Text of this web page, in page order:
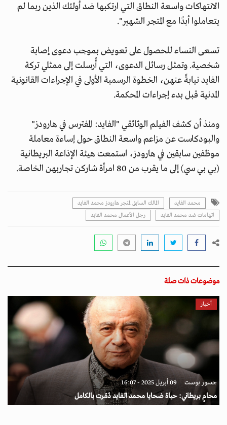
الانتهاكات واسعة النطاق التي ارتكبها ضد أولئك الذين ربما لم
يتعاملوا أبدًا مع المتجر الشهير".
تسعى النساء للحصول على تعويض بموجب دعوى إصابة
شخصية. وتمثل رسائل الدعوى، التي أُرسلت إلى ممثلي تركة
الفايد نيابةً عنهن، الخطوة الرسمية الأولى في الإجراءات القانونية
المدنية قبل بدء إجراءات المحكمة.
ومنذ أن كشف الفيلم الوثائقي "الفايد: المفترس في هارودز"
والبودكاست عن مزاعم واسعة النطاق حول إساءة معاملة
موظفين سابقين في هارودز، استمعت هيئة الإذاعة البريطانية
(بي بي سي) إلى ما يقرب من 80 امرأة شاركن تجاربهن الخاصة.
محمد الفايد
المالك السابق لمتجر هارودز محمد الفايد
اتهامات ضد محمد الفايد
رجل الأعمال محمد الفايد
موضوعات ذات صلة
أخبار
جسور بوست 09 أبريل 2025 - 16:07
محامٍ بريطاني: حياة ضحايا محمد الفايد دُمّرت بالكامل